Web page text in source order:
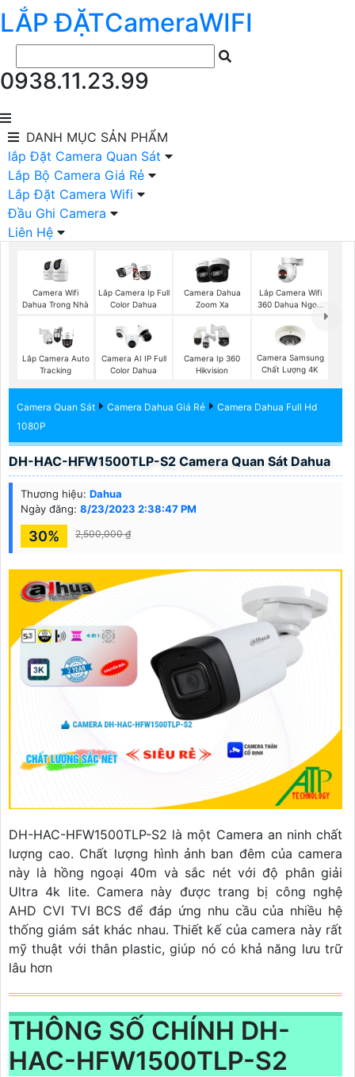
LẮP ĐẶTCameraWIFI
0938.11.23.99
DANH MỤC SẢN PHẨM
lắp Đặt Camera Quan Sát
Lắp Bộ Camera Giá Rẻ
Lắp Đặt Camera Wifi
Đầu Ghi Camera
Liên Hệ
Camera Wifi
Dahua Trong Nhà
Lắp Camera Ip Full
Color Dahua
Camera Dahua
Zoom Xa
Lắp Camera Wifi
360 Dahua Ngoài
Lắp Camera Auto
Tracking
Camera AI IP Full
Color Dahua
Camera Ip 360
Hikvision
Camera Samsung
Chất Lượng 4K
Camera Quan Sát Camera Dahua Giá Rẻ
Camera Dahua Full Hd
1080P
DH-HAC-HFW1500TLP-S2 Camera Quan Sát Dahua
Thương hiệu: Dahua
Ngày đăng: 8/23/2023 2:38:47 PM
30% 2,500,000 ₫
DH-HAC-HFW1500TLP-S2 là một Camera an ninh chất
lượng cao. Chất lượng hình ảnh ban đêm của camera
này là hồng ngoại 40m và sắc nét với độ phân giải
Ultra 4k lite. Camera này được trang bị công nghệ
AHD CVI TVI BCS để đáp ứng nhu cầu của nhiều hệ
thống giám sát khác nhau. Thiết kế của camera này rất
mỹ thuật với thân plastic, giúp nó có khả năng lưu trữ
lâu hơn
THÔNG SỐ CHÍNH DH-
HAC-HFW1500TLP-S2